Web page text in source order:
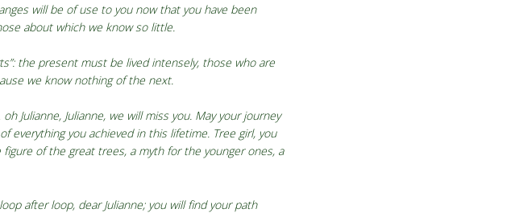
will be of use to you now that you have been
about which we know so little.
the present must be lived intensely, those who are
we know nothing of the next.
Julianne, Julianne, we will miss you. May your journey
everything you achieved in this lifetime. Tree girl, you
of the great trees, a myth for the younger ones, a
after loop, dear Julianne; you will find your path